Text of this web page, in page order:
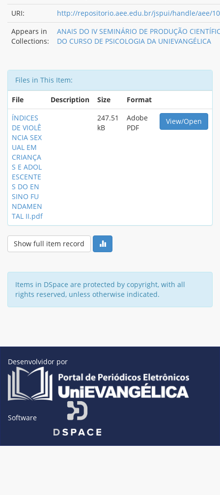
URI:
http://repositorio.aee.edu.br/jspui/handle/aee/
Appears in
Collections:
ANAIS DO IV SEMINÁRIO DE PRODUÇÃO
DO CURSO DE PSICOLOGIA DA UNIEVANGÉLICA
Files in This Item:
File Description Size
Format
ÍNDICES
DE VIOLÊ
NCIA SEX
UAL EM
CRIANÇA
S E ADOL
ESCENTE
S DO EN
SINO FU
NDAMEN
TAL II.pdf
247.51
kB
Adobe
PDF
View/Open
Show full item record
Items in DSpace are protected by copyright, with all
rights reserved, unless otherwise indicated.
Desenvolvidor por
Software